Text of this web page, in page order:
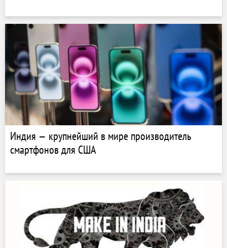
Индия — крупнейший в мире производитель
смартфонов для США